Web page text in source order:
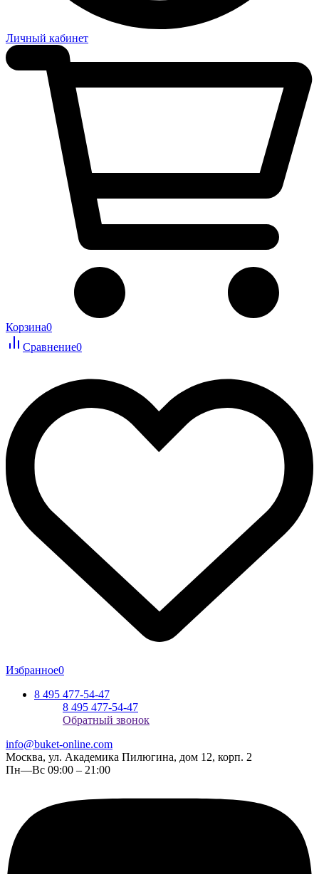
Личный кабинет
Корзина0
Сравнение0
Избранное0
8 495 477-54-47
8 495 477-54-47
Обратный звонок
info@buket-online.com
Москва, ул. Академика Пилюгина, дом 12, корп. 2
Пн—Вс 09:00 – 21:00